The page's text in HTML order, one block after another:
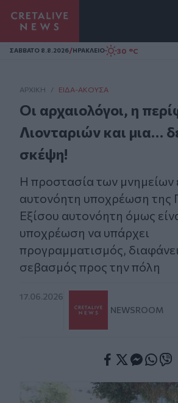
Homepage
ΣAΒΒΑΤΟ 8.8.2026/ΗΡΑΚΛΕΙΟ 30 °C
ΑΡΧΙΚΗ / ΕΊΔΑ-ΆΚΟΥΣΑ
Οι αρχαιολόγοι, η
Λιονταριών και μια…
σκέψη!
Η προστασία των μνημείων
αυτονόητη υποχρέωση της
Εξίσου αυτονόητη όμως
υποχρέωση να υπάρχει
προγραμματισμός,
σεβασμός προς την πόλη
17.06.2026
NEWSROOM